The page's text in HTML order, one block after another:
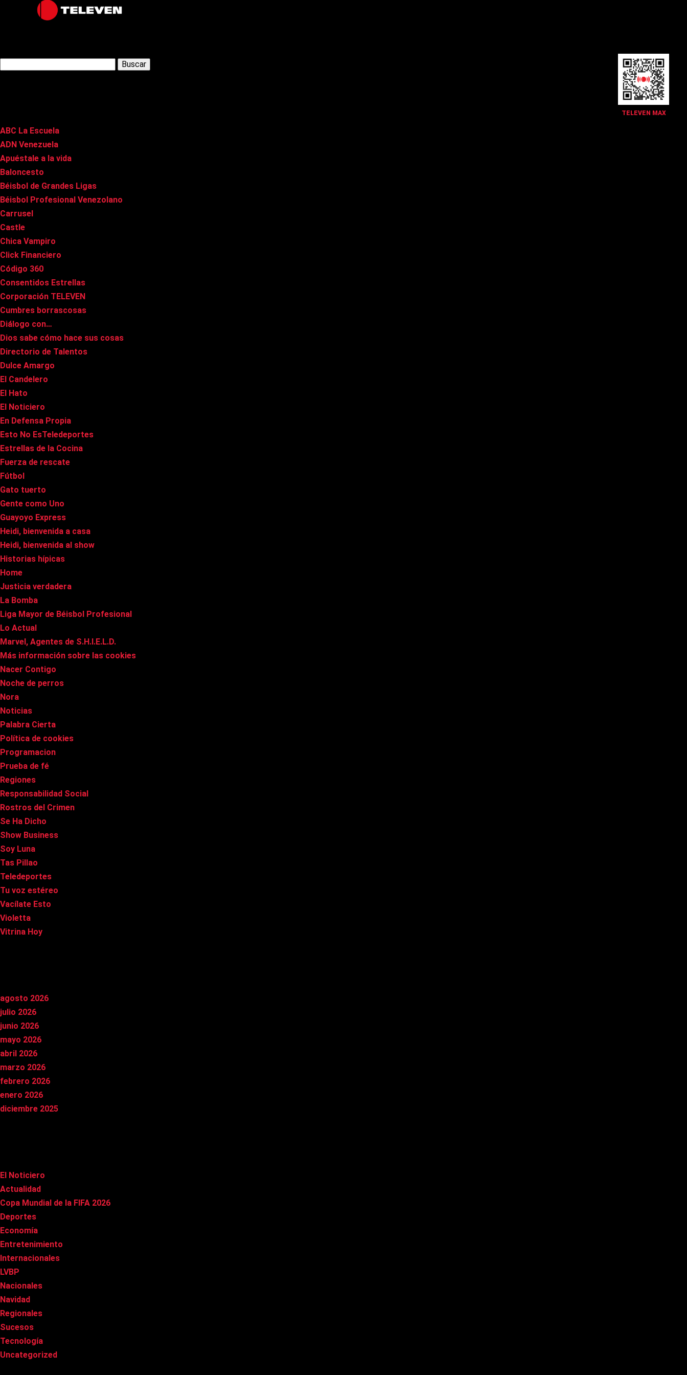
TELEVEN MAX
Latest Posts
ABC La Escuela
ADN Venezuela
Apuéstale a la vida
Baloncesto
Béisbol de Grandes Ligas
Béisbol Profesional Venezolano
Carrusel
Castle
Chica Vampiro
Click Financiero
Código 360
Consentidos Estrellas
Corporación TELEVEN
Cumbres borrascosas
Diálogo con…
Dios sabe cómo hace sus cosas
Directorio de Talentos
Dulce Amargo
El Candelero
El Hato
El Noticiero
En Defensa Propia
Esto No EsTeledeportes
Estrellas de la Cocina
Fuerza de rescate
Fútbol
Gato tuerto
Gente como Uno
Guayoyo Express
Heidi, bienvenida a casa
Heidi, bienvenida al show
Historias hípicas
Home
Justicia verdadera
La Bomba
Liga Mayor de Béisbol Profesional
Lo Actual
Marvel, Agentes de S.H.I.E.L.D.
Más información sobre las cookies
Nacer Contigo
Noche de perros
Nora
Noticias
Palabra Cierta
Política de cookies
Programacion
Prueba de fé
Regiones
Responsabilidad Social
Rostros del Crimen
Se Ha Dicho
Show Business
Soy Luna
Tas Pillao
Teledeportes
Tu voz estéreo
Vacílate Esto
Violetta
Vitrina Hoy
agosto 2026
julio 2026
junio 2026
mayo 2026
abril 2026
marzo 2026
febrero 2026
enero 2026
diciembre 2025
El Noticiero
Actualidad
Copa Mundial de la FIFA 2026
Deportes
Economía
Entretenimiento
Internacionales
LVBP
Nacionales
Navidad
Regionales
Sucesos
Tecnología
Uncategorized